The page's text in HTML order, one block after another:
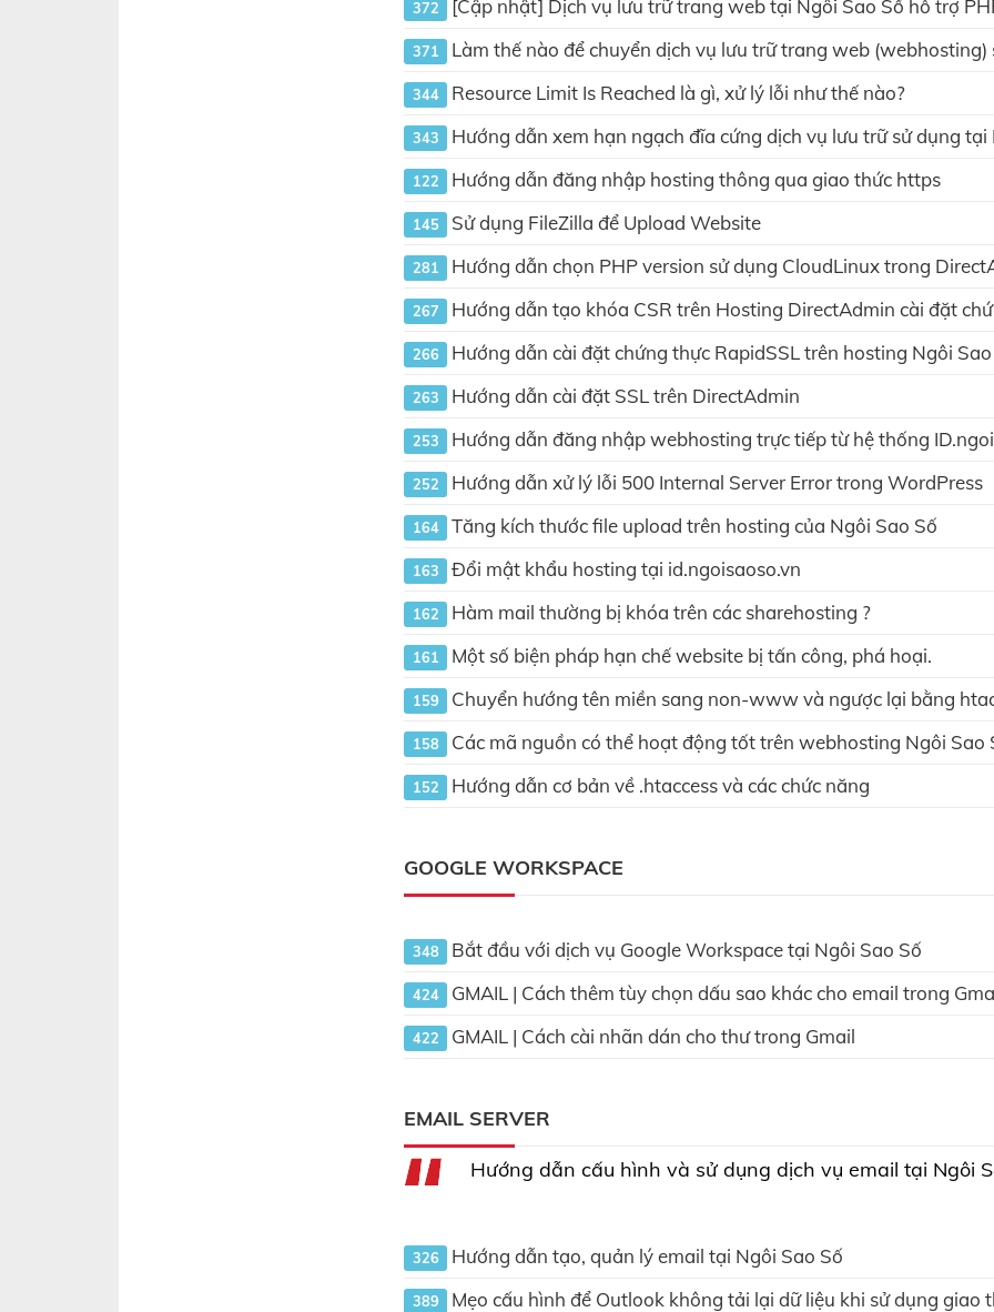
372 [Cập nhật] Dịch vụ lưu trữ trang web tại Ngôi Sao Số hỗ trợ
371 Làm thế nào để chuyển dịch vụ lưu trữ trang web (webhosting)
344 Resource Limit Is Reached là gì, xử lý lỗi như thế nào?
343 Hướng dẫn xem hạn ngạch đĩa cứng dịch vụ lưu trữ sử dụng tại
122 Hướng dẫn đăng nhập hosting thông qua giao thức https
145 Sử dụng FileZilla để Upload Website
281 Hướng dẫn chọn PHP version sử dụng CloudLinux trong
267 Hướng dẫn tạo khóa CSR trên Hosting DirectAdmin cài đặt
266 Hướng dẫn cài đặt chứng thực RapidSSL trên hosting Ngôi Sao
263 Hướng dẫn cài đặt SSL trên DirectAdmin
253 Hướng dẫn đăng nhập webhosting trực tiếp từ hệ thống
252 Hướng dẫn xử lý lỗi 500 Internal Server Error trong WordPress
164 Tăng kích thước file upload trên hosting của Ngôi Sao Số
163 Đổi mật khẩu hosting tại id.ngoisaoso.vn
162 Hàm mail thường bị khóa trên các sharehosting ?
161 Một số biện pháp hạn chế website bị tấn công, phá hoại.
159 Chuyển hướng tên miền sang non-www và ngược lại bằng
158 Các mã nguồn có thể hoạt động tốt trên webhosting Ngôi Sao
152 Hướng dẫn cơ bản về .htaccess và các chức năng
GOOGLE WORKSPACE
348 Bắt đầu với dịch vụ Google Workspace tại Ngôi Sao Số
424 GMAIL | Cách thêm tùy chọn dấu sao khác cho email trong
422 GMAIL | Cách cài nhãn dán cho thư trong Gmail
EMAIL SERVER
Hướng dẫn cấu hình và sử dụng dịch vụ email tại Ngôi
326 Hướng dẫn tạo, quản lý email tại Ngôi Sao Số
389
Mẹo cấu hình để Outlook không tải lại dữ liệu khi sử dụng giao